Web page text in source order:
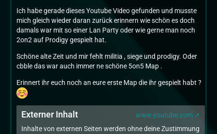
Ich habe gerade dieses Youtube Video gefunden und musste
mich gleich wieder daran zurück erinnern wie schön es doch
damals war mit so einer Lan Party oder wie gerne man noch
2on2 auf Prodigy gespielt hat.
Schöne alte Zeit und mir fehlt militia , siege und prodigy. Oder
cbble das war auch immer ne schöne 5on5 Map .
Erinnert ihr euch noch an eure erste Map die ihr gespielt habt ?
Externer Inhalt
www.youtube.com
Inhalte von externen Seiten werden ohne deine Zustimmung